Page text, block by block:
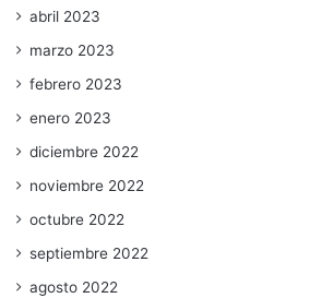
abril 2023
marzo 2023
febrero 2023
enero 2023
diciembre 2022
noviembre 2022
octubre 2022
septiembre 2022
agosto 2022